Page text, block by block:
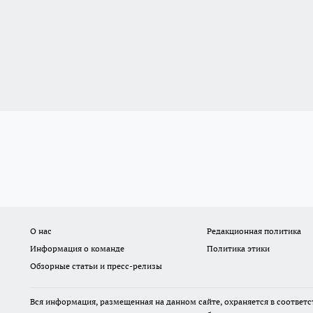
О нас Редакционная политика
Информация о команде
Политика этики
Обзорные статьи и пресс-релизы
Вся информация, размещенная на данном сайте, охраняется в